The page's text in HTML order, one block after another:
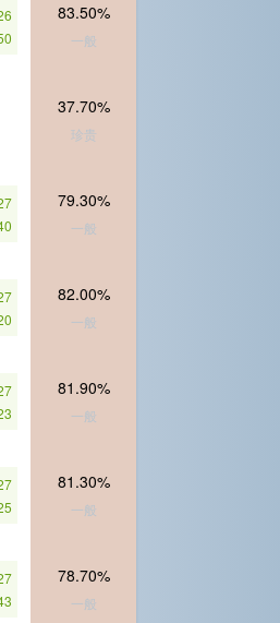
83.50%
一般
37.70%
珍贵
79.30%
一般
82.00%
一般
81.90%
一般
81.30%
一般
78.70%
一般